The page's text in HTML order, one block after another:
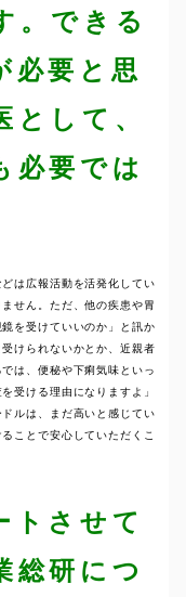
。できる
必要と思
として、
必要では
は広報活動を活発化してい
せん。ただ、他の疾患や胃
を受けていいのか」と訊か
けられないかとか、近親者
は、便秘や下痢気味といっ
受ける理由になりますよ」
ルは、まだ高いと感じてい
ことで安心していただくこ
トさせて
総研につ